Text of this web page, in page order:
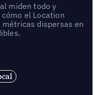
miden todo y
el Location
dispersas en